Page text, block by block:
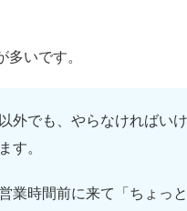
いです。
外でも、やらなければい
す。
業時間前に来て「ちょっ